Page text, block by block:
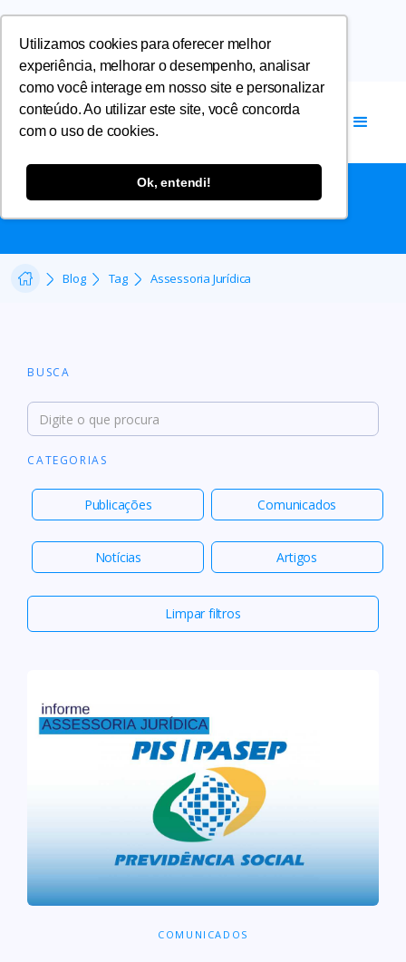
Utilizamos cookies para oferecer melhor
experiência, melhorar o desempenho, analisar
como você interage em nosso site e personalizar
conteúdo. Ao utilizar este site, você concorda
com o uso de cookies.
Ok, entendi!
ASSESSORIA JURÍDICA
Blog Tag Assessoria Jurídica
COMUNICADOS
BUSCA
CATEGORIAS
Publicações Comunicados
Notícias Artigos
Limpar filtros